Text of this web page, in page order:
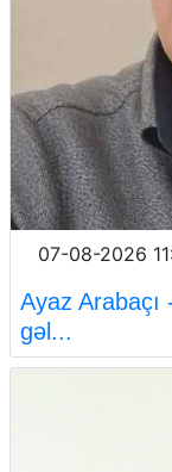
07-08-2026
Ayaz Arabaçı
gəl...